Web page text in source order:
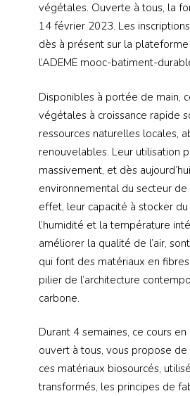
végétales. Ouverte à tous, la
14 février 2023. Les
dès à présent sur la
l’ADEME mooc-batiment-
Disponibles à portée de main,
végétales à croissance rapide
ressources naturelles locales,
renouvelables. Leur utilisation
massivement, et dès
environnemental du secteur de
effet, leur capacité à stocker
l’humidité et la température
améliorer la qualité de l’air,
qui font des matériaux en
pilier de l’architecture
carbone.
Durant 4 semaines, ce cours
ouvert à tous, vous propose
ces matériaux biosourcés,
transformés, les principes de